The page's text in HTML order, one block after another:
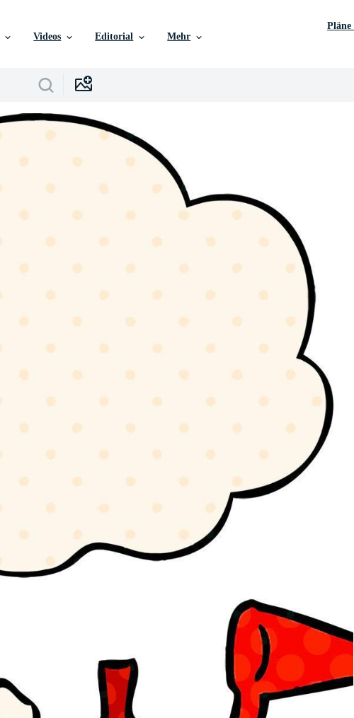
Videos Editorial Mehr
Pläne